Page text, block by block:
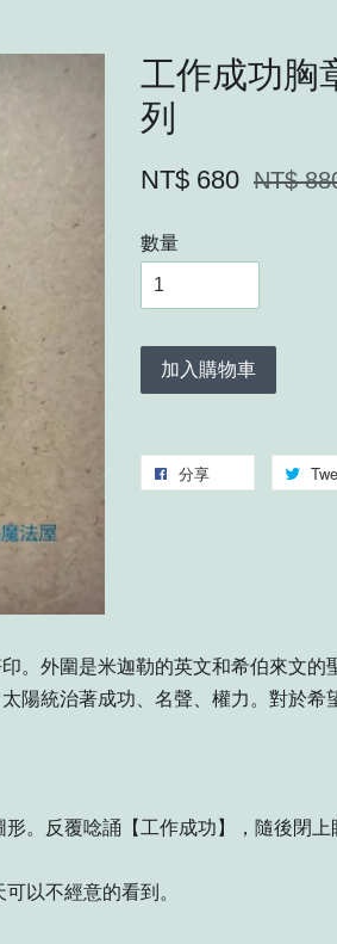
工作成功胸
列
NT$ 680 NT$
數量
加入購物車
分享
。外圍是米迦勒的英文和希伯來文
陽統治著成功、名聲、權力。對於希
。反覆唸誦【工作成功】，隨後閉上
以不經意的看到。